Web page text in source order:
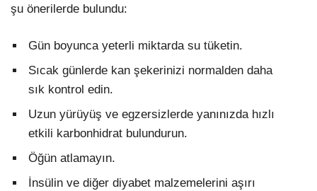
şu önerilerde bulundu:
Gün boyunca yeterli miktarda su tüketin.
Sıcak günlerde kan şekerinizi normalden daha
sık kontrol edin.
Uzun yürüyüş ve egzersizlerde yanınızda hızlı
etkili karbonhidrat bulundurun.
Öğün atlamayın.
İnsülin ve diğer diyabet malzemelerini aşırı